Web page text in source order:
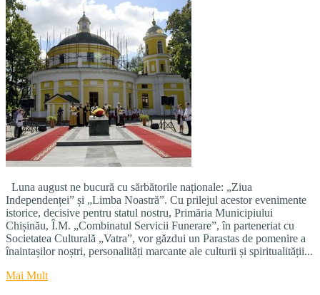
Luna august ne bucură cu sărbătorile naționale: „Ziua
Independenței” și „Limba Noastră”. Cu prilejul acestor evenimente
istorice, decisive pentru statul nostru, Primăria Municipiului
Chișinău, Î.M. „Combinatul Servicii Funerare”, în parteneriat cu
Societatea Culturală „Vatra”, vor găzdui un Parastas de pomenire a
înaintașilor noștri, personalități marcante ale culturii și spiritualității...
Mai Mult